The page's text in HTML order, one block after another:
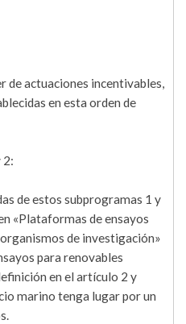
de actuaciones incentivables,
en esta orden de
2:
de estos subprogramas 1 y
«Plataformas de ensayos
de investigación»
para renovables
en el artículo 2 y
marino tenga lugar por un